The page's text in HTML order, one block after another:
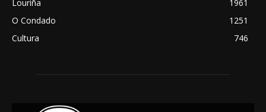
Louriña
1961
O Condado
1251
Cultura
746